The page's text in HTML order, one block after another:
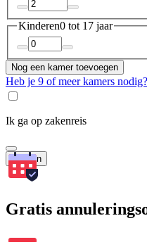
Kinderen0 tot 17 jaar
Nog een kamer toevoegen
Heb je 9 of meer kamers nodig?
Ik ga op zakenreis
Zoeken
Gratis